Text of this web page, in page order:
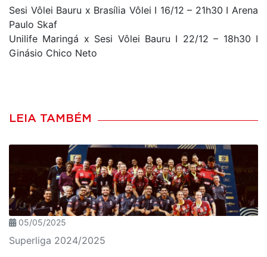
Sesi Vôlei Bauru x Brasília Vôlei I 16/12 – 21h30 I Arena
Paulo Skaf
Unilife Maringá x Sesi Vôlei Bauru I 22/12 – 18h30 I
Ginásio Chico Neto
LEIA TAMBÉM
05/05/2025
Superliga 2024/2025